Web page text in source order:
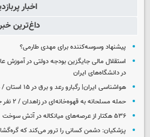
اخبار
داغ‌ترین
پیشنهاد وسوسه‌کننده برای مهدی طارمی؟
استقلال مالی جایگزین بودجه دولتی در
در دانشگاه‌های ایران
هواشناسی ایران| رگبارو رعد و برق در ۱۵ استان / هشدار وزش باد برای ۱۳ استان‌
حمله مسلحانه به قهوه‌خانه‌ای در زاهدان / ۲ نفر جان باختند
۵۳۶ هکتار از عرصه‌های میانکاله در آتش سوخت
پزشکیان: دشمن کسانی را ترور می‌کند که